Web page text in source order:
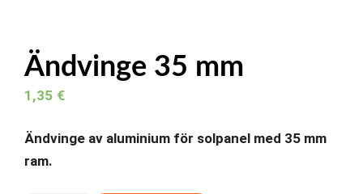
Ändvinge 35 mm
1,35 €
Ändvinge av aluminium för solpanel med 35 mm
ram.